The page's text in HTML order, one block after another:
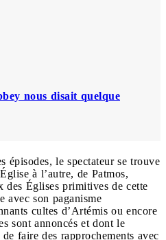
nous disait quelque
épisodes, le spectateur se trouve
à l’autre, de Patmos,
des Églises primitives de cette
avec son paganisme
cultes d’Artémis ou encore
sont annoncés et dont le
faire des rapprochements avec